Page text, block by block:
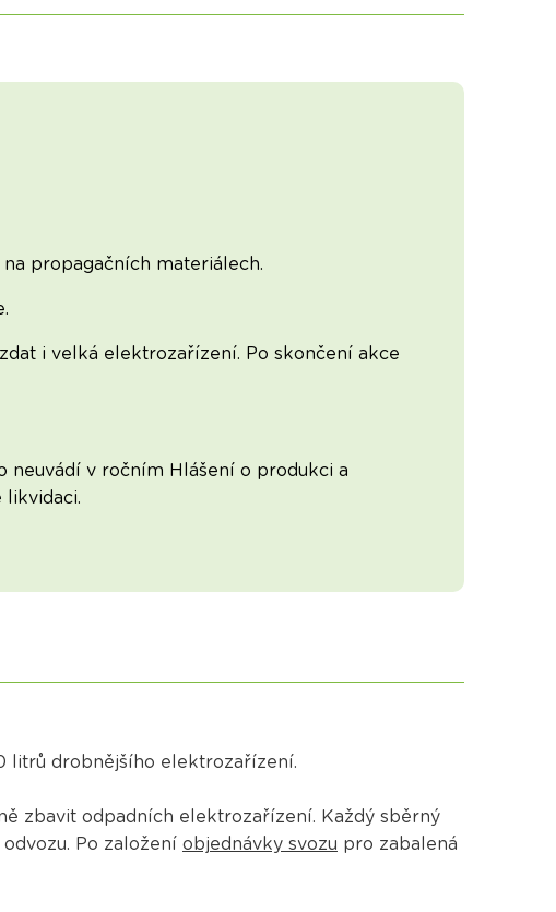
propagačních materiálech.
i velká elektrozařízení. Po skončení akce
neuvádí v ročním Hlášení o produkci a
likvidaci.
litrů drobnějšího elektrozařízení.
zbavit odpadních elektrozařízení. Každý sběrný
Po založení objednávky svozu pro zabalená